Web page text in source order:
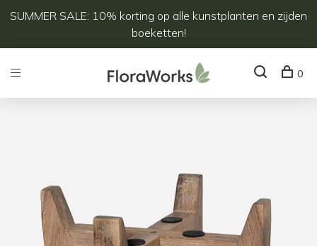
SUMMER SALE: 10% korting op alle kunstplanten en zijden
boeketten!
0